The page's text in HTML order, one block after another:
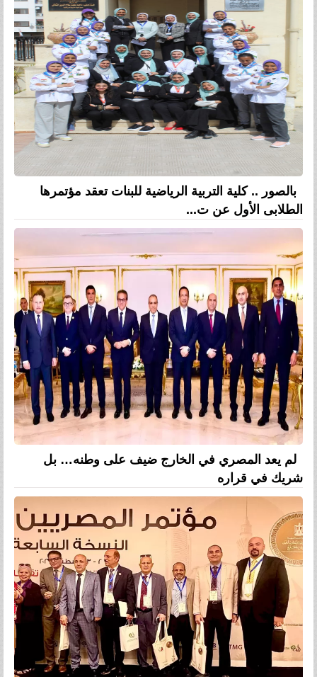
بالصور .. كلية التربية الرياضية للبنات تعقد مؤتمرها
الطلابى الأول عن ت...
لم يعد المصري في الخارج ضيف على وطنه… بل
شريك في قراره